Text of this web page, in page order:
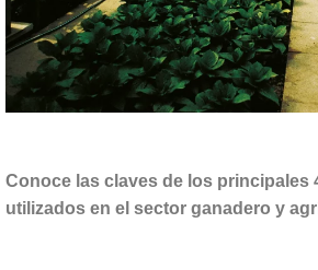
Conoce las claves de los principales
utilizados en el sector ganadero y